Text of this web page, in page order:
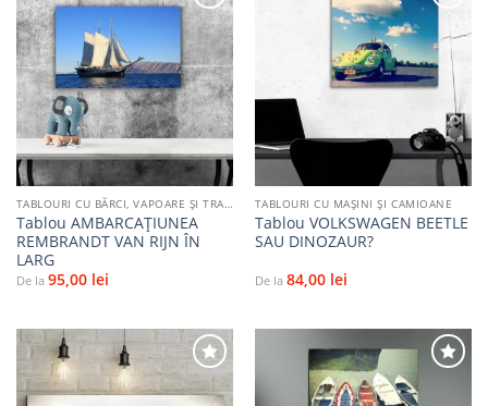
Adaugă
la
favorite
TABLOURI CU BĂRCI, VAPOARE ȘI TRANSPORT PE APĂ
Tablou AMBARCAȚIUNEA
REMBRANDT VAN RIJN ÎN
LARG
De la 95,00 lei
Adaugă
la
favorite
TABLOURI CU MAŞINI ŞI CAMIOANE
Tablou VOLKSWAGEN BEETLE
SAU DINOZAUR?
De la 84,00 lei